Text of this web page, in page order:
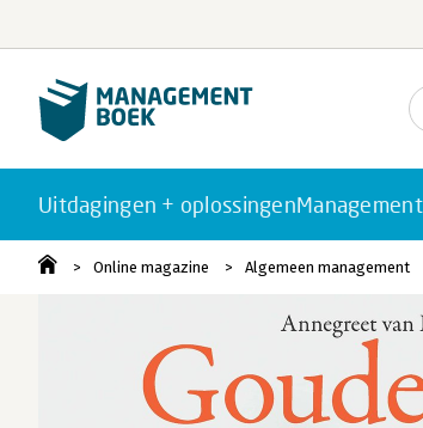
Uitdagingen + oplossingen
Online magazine Algemeen management